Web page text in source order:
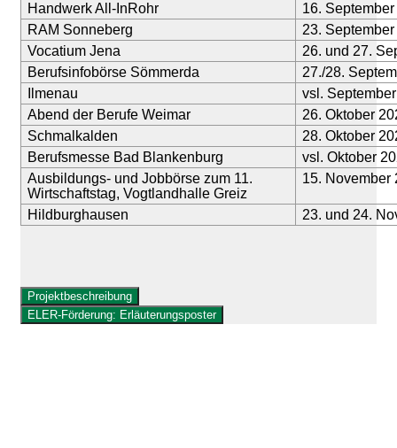
Handwerk All- InRohr
16.
RAM Sonneberg
23.
Vocatium Jena
26. und 27.
Berufsinfobörse Sömmerda
27./28.
Ilmenau
vsl .
Abend der Berufe Weimar
26. Oktober
Schmalkalden
28. Oktober
Berufsmesse Bad Blankenburg
vsl . Oktober
Ausbildungs- und Jobbörse zum 11.
Wirtschaftstag, Vogtlandhalle Greiz
15. November
Hildburghausen 23. und 24.
Projektbeschreibung
ELER-Förderung: Erläuterungsposter